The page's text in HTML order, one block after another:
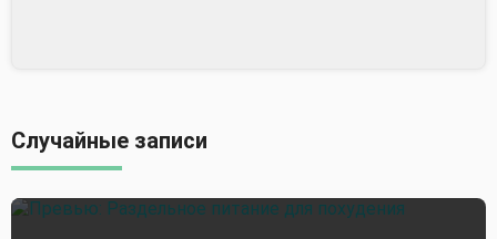
Случайные записи